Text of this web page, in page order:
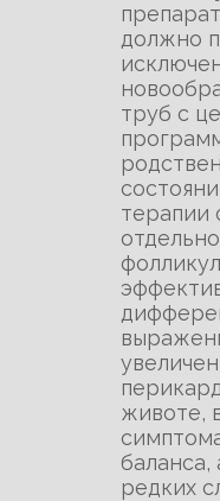
должно
труб с
терапии
животе,
редких